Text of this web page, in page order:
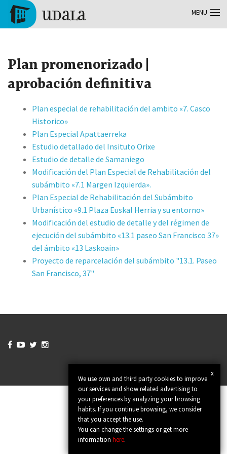
Skip to main content
Plan promenorizado |
aprobación definitiva
Plan especial de rehabilitación del ambito «7. Casco
Historico»
Plan Especial Apattaerreka
Estudio detallado del Insituto Orixe
Estudio de detalle de Samaniego
Modificación del Plan Especial de Rehabilitación del
subámbito «7.1 Margen Izquierda».
Plan Especial de Rehabilitación del Subámbito
Urbanístico «9.1 Plaza Euskal Herria y su entorno»
Modificación del estudio de detalle y del régimen de
ejecución del subámbito «13.1 paseo San Francisco 37»
del ámbito «13 Laskoain»
Proyecto de reparcelación del subámbito "13.1. Paseo
San Francisco, 37"
x
We use own and third party cookies to improve
our services and show related advertising to
your preferences by analyzing your browsing
habits. If you continue browsing, we consider
that you accept the use.
You can change the settings or get more
informationhere.
   
MENU